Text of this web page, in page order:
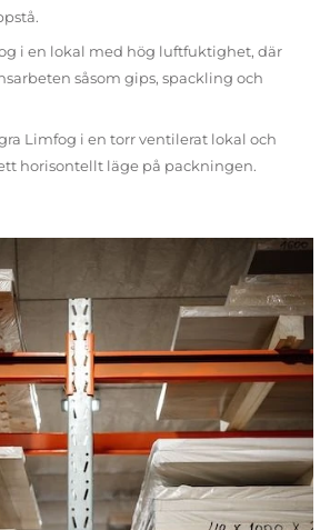
i en lokal med hög luftfuktighet, där
såsom gips, spackling och
Limfog i en torr ventilerat lokal och
horisontellt läge på packningen.